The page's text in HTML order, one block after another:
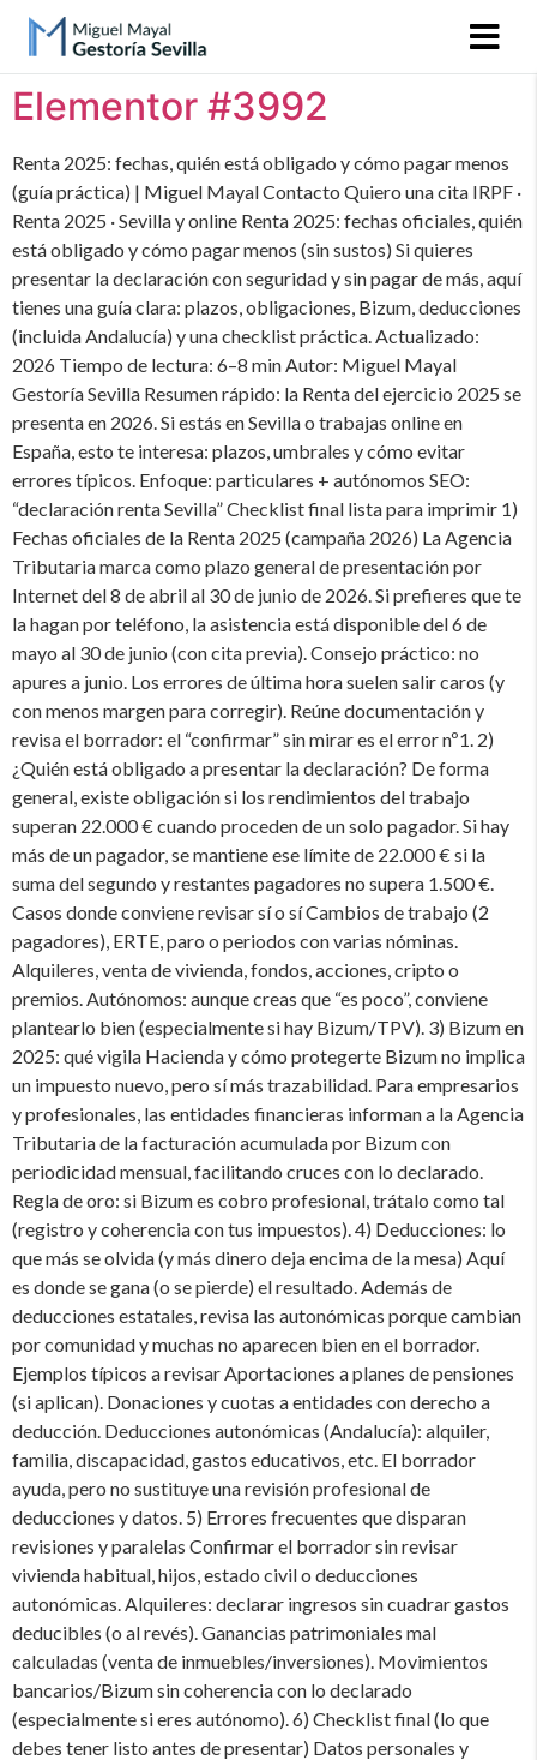
Elementor #3992
Renta 2025: fechas, quién está obligado y cómo pagar menos
(guía práctica) | Miguel Mayal Contacto Quiero una cita IRPF ·
Renta 2025 · Sevilla y online Renta 2025: fechas oficiales, quién
está obligado y cómo pagar menos (sin sustos) Si quieres
presentar la declaración con seguridad y sin pagar de más, aquí
tienes una guía clara: plazos, obligaciones, Bizum, deducciones
(incluida Andalucía) y una checklist práctica. Actualizado:
2026 Tiempo de lectura: 6–8 min Autor: Miguel Mayal
Gestoría Sevilla Resumen rápido: la Renta del ejercicio 2025 se
presenta en 2026. Si estás en Sevilla o trabajas online en
España, esto te interesa: plazos, umbrales y cómo evitar
errores típicos. Enfoque: particulares + autónomos SEO:
“declaración renta Sevilla” Checklist final lista para imprimir 1)
Fechas oficiales de la Renta 2025 (campaña 2026) La Agencia
Tributaria marca como plazo general de presentación por
Internet del 8 de abril al 30 de junio de 2026. Si prefieres que te
la hagan por teléfono, la asistencia está disponible del 6 de
mayo al 30 de junio (con cita previa). Consejo práctico: no
apures a junio. Los errores de última hora suelen salir caros (y
con menos margen para corregir). Reúne documentación y
revisa el borrador: el “confirmar” sin mirar es el error nº1. 2)
¿Quién está obligado a presentar la declaración? De forma
general, existe obligación si los rendimientos del trabajo
superan 22.000 € cuando proceden de un solo pagador. Si hay
más de un pagador, se mantiene ese límite de 22.000 € si la
suma del segundo y restantes pagadores no supera 1.500 €.
Casos donde conviene revisar sí o sí Cambios de trabajo (2
pagadores), ERTE, paro o periodos con varias nóminas.
Alquileres, venta de vivienda, fondos, acciones, cripto o
premios. Autónomos: aunque creas que “es poco”, conviene
plantearlo bien (especialmente si hay Bizum/TPV). 3) Bizum en
2025: qué vigila Hacienda y cómo protegerte Bizum no implica
un impuesto nuevo, pero sí más trazabilidad. Para empresarios
y profesionales, las entidades financieras informan a la Agencia
Tributaria de la facturación acumulada por Bizum con
periodicidad mensual, facilitando cruces con lo declarado.
Regla de oro: si Bizum es cobro profesional, trátalo como tal
(registro y coherencia con tus impuestos). 4) Deducciones: lo
que más se olvida (y más dinero deja encima de la mesa) Aquí
es donde se gana (o se pierde) el resultado. Además de
deducciones estatales, revisa las autonómicas porque cambian
por comunidad y muchas no aparecen bien en el borrador.
Ejemplos típicos a revisar Aportaciones a planes de pensiones
(si aplican). Donaciones y cuotas a entidades con derecho a
deducción. Deducciones autonómicas (Andalucía): alquiler,
familia, discapacidad, gastos educativos, etc. El borrador
ayuda, pero no sustituye una revisión profesional de
deducciones y datos. 5) Errores frecuentes que disparan
revisiones y paralelas Confirmar el borrador sin revisar
vivienda habitual, hijos, estado civil o deducciones
autonómicas. Alquileres: declarar ingresos sin cuadrar gastos
deducibles (o al revés). Ganancias patrimoniales mal
calculadas (venta de inmuebles/inversiones). Movimientos
bancarios/Bizum sin coherencia con lo declarado
(especialmente si eres autónomo). 6) Checklist final (lo que
debes tener listo antes de presentar) Datos personales y